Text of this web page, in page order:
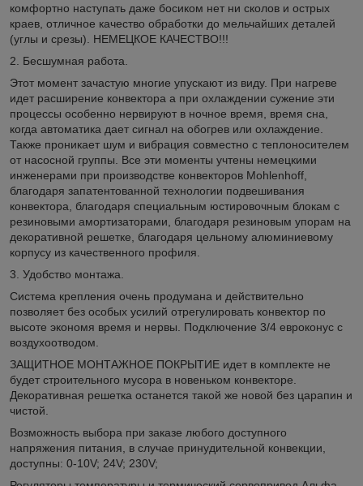
комфортно наступать даже босиком нет ни сколов и острых
краев, отличное качество обработки до мельчайших деталей
(углы и срезы). НЕМЕЦКОЕ КАЧЕСТВО!!!
2. Бесшумная работа.
Этот момент зачастую многие упускают из виду. При нагреве
идет расширение конвектора а при охлаждении сужение эти
процессы особенно нервируют в ночное время, время сна,
когда автоматика дает сигнал на обогрев или охлаждение.
Также проникает шум и вибрация совместно с теплоносителем
от насосной группы. Все эти моменты учтены немецкими
инженерами при производстве конвекторов Mohlenhoff,
благодаря запатентованной технологии подвешивания
конвектора, благодаря специальным юстировочным блокам с
резиновыми амортизаторами, благодаря резиновым упорам на
декоративной решетке, благодаря цельному алюминиевому
корпусу из качественного профиля.
3. Удобство монтажа.
Система крепления очень продумана и действительно
позволяет без особых усилий отрегулировать конвектор по
высоте экономя время и нервы. Подключение 3/4 евроконус с
воздухоотводом.
ЗАЩИТНОЕ МОНТАЖНОЕ ПОКРЫТИЕ идет в комплекте не
будет строительного мусора в новеньком конвекторе.
Декоративная решетка останется такой же новой без царапин и
чистой.
Возможность выбора при заказе любого доступного
напряжения питания, в случае принудительной конвекции,
доступны: 0-10V; 24V; 230V;